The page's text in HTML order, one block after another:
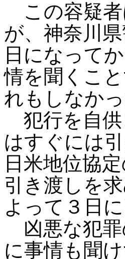
この容疑者
が、神奈川
日になって
情を聞くこ
れもしなか
犯行を自供
はすぐには
日米地位協
引き渡しを
よって３日
凶悪な犯罪
に事情も聞